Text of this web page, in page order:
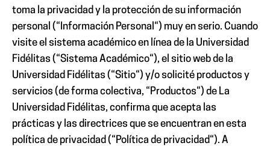
toma la privacidad y la protección de su información
personal (“ Información Personal “) muy en serio. Cuando
visite el sistema académico en línea de la Universidad
Fidélitas (“Sistema Académico“), el sitio web de la
Universidad Fidélitas (“Sitio“) y/o solicité productos y
servicios (de forma colectiva, “ Productos“) de La
Universidad Fidélitas, confirma que acepta las
prácticas y las directrices que se encuentran en esta
política de privacidad (“ Política de privacidad“). A